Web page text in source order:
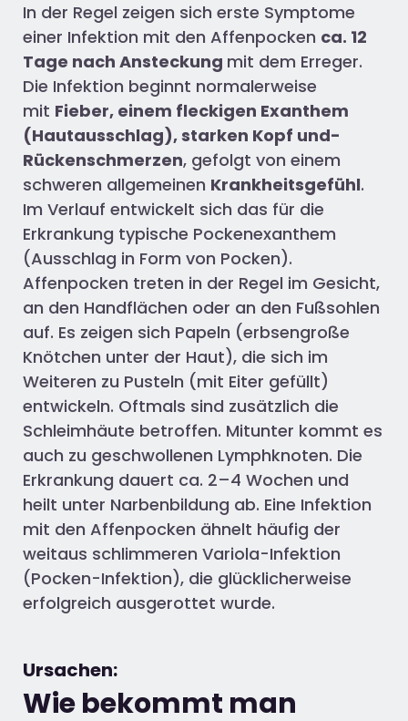
In der Regel zeigen sich erste Symptome
einer Infektion mit den Affenpocken ca. 12
Tage nach Ansteckung mit dem Erreger.
Die Infektion beginnt normalerweise
mit Fieber, einem fleckigen Exanthem
(Hautausschlag), starken Kopf und-
Rückenschmerzen, gefolgt von einem
schweren allgemeinen Krankheitsgefühl.
Im Verlauf entwickelt sich das für die
Erkrankung typische Pockenexanthem
(Ausschlag in Form von Pocken).
Affenpocken treten in der Regel im Gesicht,
an den Handflächen oder an den Fußsohlen
auf. Es zeigen sich Papeln (erbsengroße
Knötchen unter der Haut), die sich im
Weiteren zu Pusteln (mit Eiter gefüllt)
entwickeln. Oftmals sind zusätzlich die
Schleimhäute betroffen. Mitunter kommt es
auch zu geschwollenen Lymphknoten. Die
Erkrankung dauert ca. 2–4 Wochen und
heilt unter Narbenbildung ab. Eine Infektion
mit den Affenpocken ähnelt häufig der
weitaus schlimmeren Variola-Infektion
(Pocken-Infektion), die glücklicherweise
erfolgreich ausgerottet wurde.
Ursachen:
Wie bekommt man